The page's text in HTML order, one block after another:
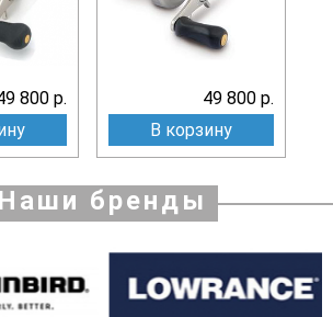
800 р.
49 800 р.
В корзину
Наши бренды